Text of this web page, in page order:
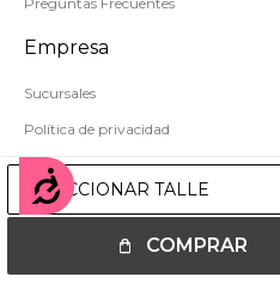
Accesibilidad
SELECCIONAR TALLE
COMPRAR
Empresa
Sucursales
Política de privacidad
Mapa del sitio